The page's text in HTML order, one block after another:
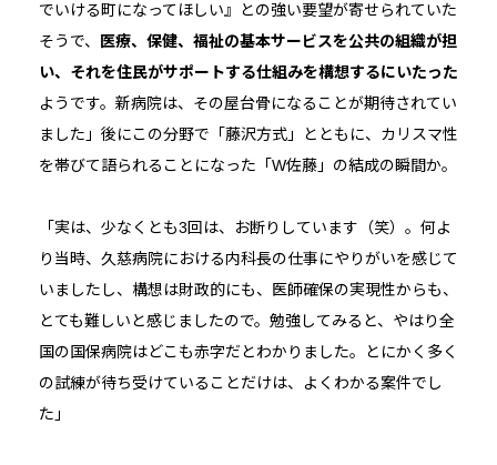
でいける町になってほしい』との強い要望が寄せられていた
そうで、 医療、保健、福祉の基本サービスを公共の組織が担
い、それを住民がサポートする仕組みを構想するにいたった
ようです。新病院は、その屋台骨になることが期待されてい
ました」後にこの分野で「藤沢方式」とともに、カリスマ性
を帯びて語られることになった「W佐藤」の結成の瞬間か。
「実は、少なくとも3回は、お断りしています（笑）。何よ
り当時、久慈病院における内科長の仕事にやりがいを感じて
いましたし、構想は財政的にも、医師確保の実現性からも、
とても難しいと感じましたので。勉強してみると、やはり全
国の国保病院はどこも赤字だとわかりました。とにかく多く
の試練が待ち受けていることだけは、よくわかる案件でし
た」